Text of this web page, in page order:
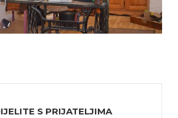
S PRIJATELJIMA